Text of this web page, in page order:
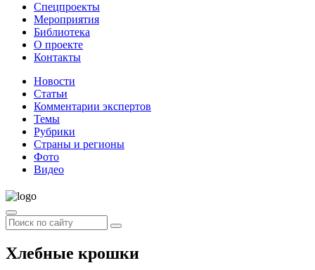
Спецпроекты
Мероприятия
Библиотека
О проекте
Контакты
Новости
Статьи
Комментарии экспертов
Темы
Рубрики
Страны и регионы
Фото
Видео
Хлебные крошки